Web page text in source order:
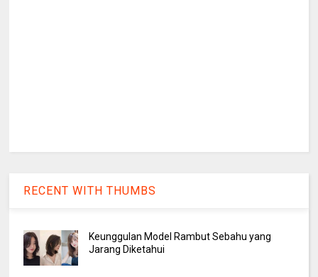
RECENT WITH THUMBS
Keunggulan Model Rambut Sebahu yang
Jarang Diketahui